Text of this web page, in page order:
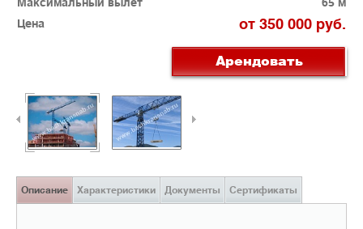
Цена
от 350 000 руб.
Арендовать
Описание Характеристики Документы Сертификаты